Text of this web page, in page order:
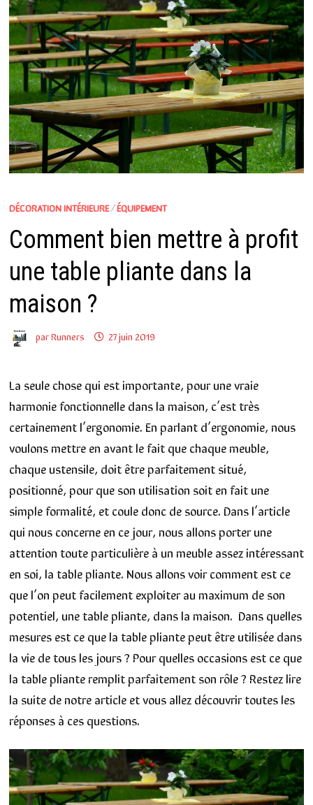
DÉCORATION INTÉRIEURE/ÉQUIPEMENT
Comment bien mettre à profit
une table pliante dans la
maison ?
parRunners 27 juin 2019
La seule chose qui est importante, pour une vraie
harmonie fonctionnelle dans la maison, c’est très
certainement l’ergonomie. En parlant d’ergonomie, nous
voulons mettre en avant le fait que chaque meuble,
chaque ustensile, doit être parfaitement situé,
positionné, pour que son utilisation soit en fait une
simple formalité, et coule donc de source. Dans l’article
qui nous concerne en ce jour, nous allons porter une
attention toute particulière à un meuble assez intéressant
en soi, la table pliante. Nous allons voir comment est ce
que l’on peut facilement exploiter au maximum de son
potentiel, une table pliante, dans la maison. Dans quelles
mesures est ce que la table pliante peut être utilisée dans
la vie de tous les jours ? Pour quelles occasions est ce que
la table pliante remplit parfaitement son rôle ? Restez lire
la suite de notre article et vous allez découvrir toutes les
réponses à ces questions.